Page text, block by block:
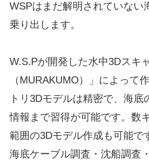
WSPはまだ解明されていない
乗り出します。
W.S.Pが開発した水中3Dスキ
（MURAKUMO）」によって
トリ3Dモデルは精密で、海
情報まで習得が可能です。数
範囲の3Dモデル作成も可能で
海底ケーブル調査・沈船調査